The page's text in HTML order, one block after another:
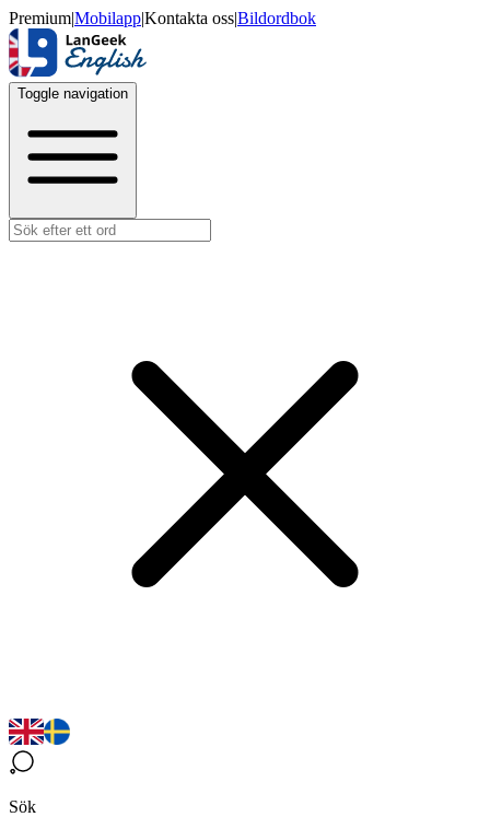
Premium|Mobilapp|Kontakta oss|Bildordbok
Toggle navigation
Sök